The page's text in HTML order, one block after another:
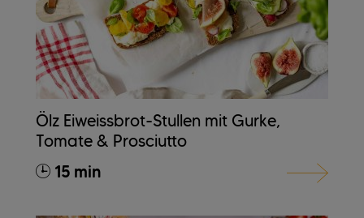
Ölz Eiweissbrot-Stullen mit Gurke,
Tomate & Prosciutto
15 min